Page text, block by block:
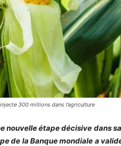
300 millions dans l’agriculture
nouvelle étape décisive dans
de la Banque mondiale a